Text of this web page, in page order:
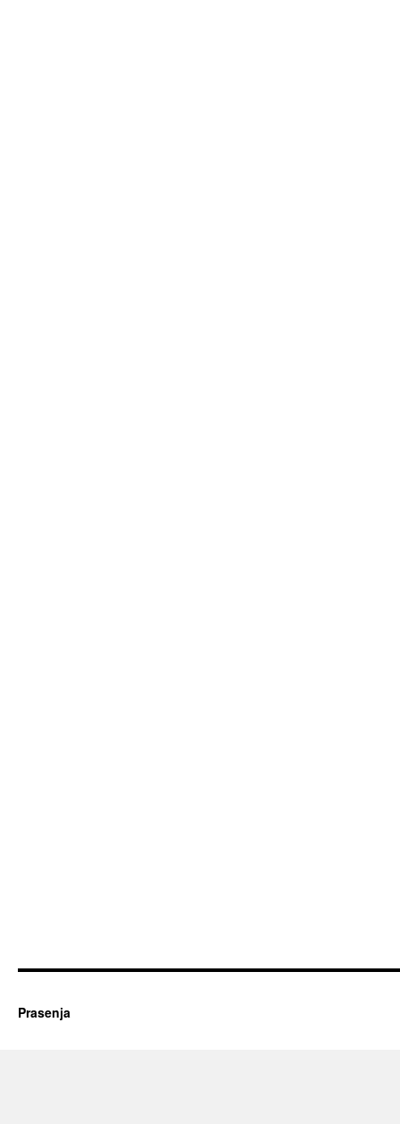
Prasenja